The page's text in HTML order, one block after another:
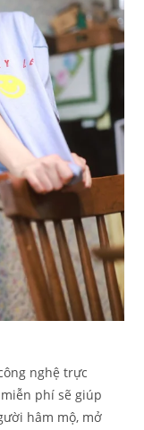
nghệ trực
phí sẽ giúp
hâm mộ, mở